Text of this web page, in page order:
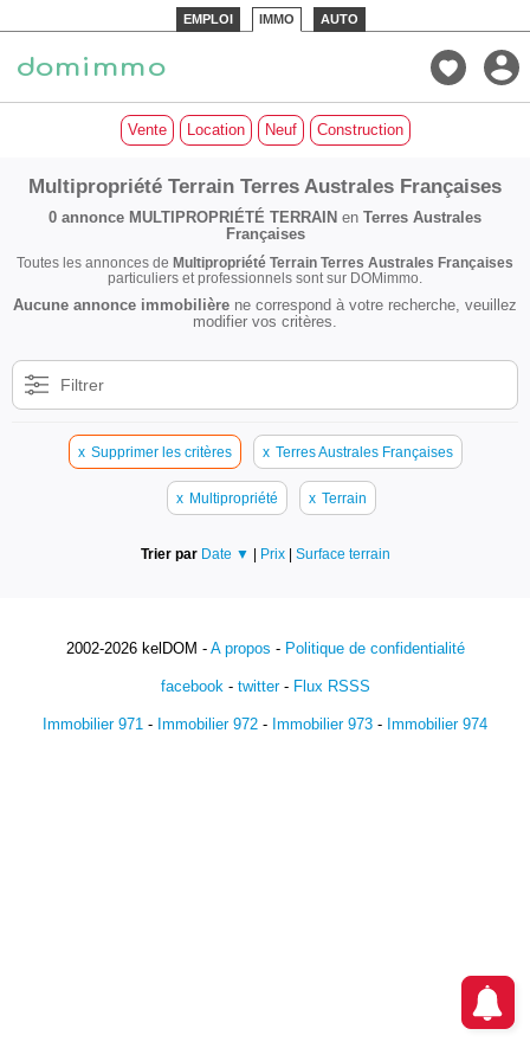
EMPLOI IMMO AUTO
Vente Location Neuf Construction
Multipropriété Terrain Terres Australes Françaises
0 annonce MULTIPROPRIÉTÉ TERRAIN en Terres Australes
Françaises
Toutes les annonces de Multipropriété Terrain Terres Australes Françaises
particuliers et professionnels sont sur DOMimmo.
Aucune annonce immobilière ne correspond à votre recherche, veuillez
modifier vos critères.
Filtrer
x Supprimer les critères x Terres Australes Françaises
x Multipropriété x Terrain
Trier par Date ▼ | Prix | Surface terrain
2002-2026 kelDOM - A propos - Politique de confidentialité
facebook- twitter- Flux RSSS
Immobilier 971 - Immobilier 972 - Immobilier 973 - Immobilier 974